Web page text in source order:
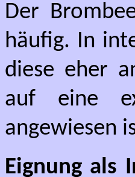
Der
häufig. In
diese eher
auf eine
angewiesen
Eignung als